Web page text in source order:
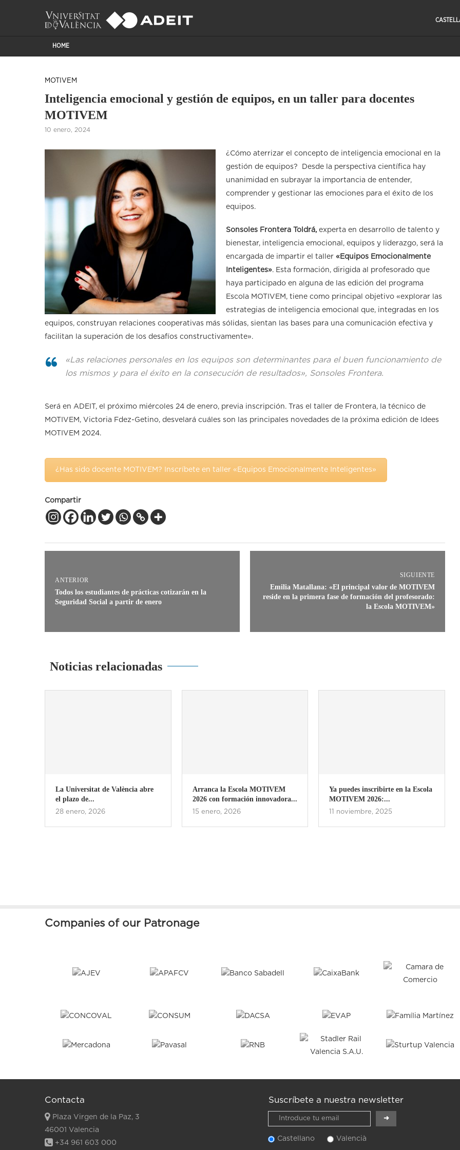
HOME
MOTIVEM
Inteligencia emocional y gestión de equipos, en un taller para docentes
MOTIVEM
10 enero, 2024
¿Cómo aterrizar el concepto de inteligencia emocional en la
gestión de equipos? Desde la perspectiva científica hay
unanimidad en subrayar la importancia de entender,
comprender y gestionar las emociones para el éxito de los
equipos.
Sonsoles Frontera Toldrá, experta en desarrollo de talento y
bienestar, inteligencia emocional, equipos y liderazgo, será la
encargada de impartir el taller «Equipos Emocionalmente
Inteligentes». Esta formación, dirigida al profesorado que
haya participado en alguna de las edición del programa
Escola MOTIVEM, tiene como principal objetivo «explorar las
estrategias de inteligencia emocional que, integradas en los
equipos, construyan relaciones cooperativas más sólidas, sientan las bases para una comunicación efectiva y
facilitan la superación de los desafíos constructivamente».
«Las relaciones personales en los equipos son determinantes para el buen funcionamiento de
los mismos y para el éxito en la consecución de resultados», Sonsoles Frontera.
Será en ADEIT, el próximo miércoles 24 de enero, previa inscripción. Tras el taller de Frontera, la técnico de
MOTIVEM, Victoria Fdez-Getino, desvelará cuáles son las principales novedades de la próxima edición de Idees
MOTIVEM 2024.
¿Has sido docente MOTIVEM? Inscríbete en taller «Equipos Emocionalmente Inteligentes»
Compartir
ANTERIOR
Todos los estudiantes de prácticas cotizarán en la
Seguridad Social a partir de enero
SIGUIENTE
Emilia Matallana: «El principal valor de MOTIVEM
reside en la primera fase de formación del profesorado:
la Escola MOTIVEM»
Noticias relacionadas
Arranca la Escola MOTIVEM
2026 con formación innovadora...
15 enero, 2026
Ya puedes inscribirte en la Escola
MOTIVEM 2026:...
11 noviembre, 2025
La entrega de premios
MOTIVEM 2025, en imágenes
17 julio, 2025
Companies of our Patronage
Contacta
Plaza Virgen de la Paz, 3
46001 Valencia
+34 961 603 000
Suscríbete a nuestra newsletter
Castellano Valencià